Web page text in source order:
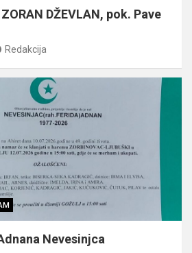
DŽEVLAN, pok. Pave
Redakcija
Nevesinjca